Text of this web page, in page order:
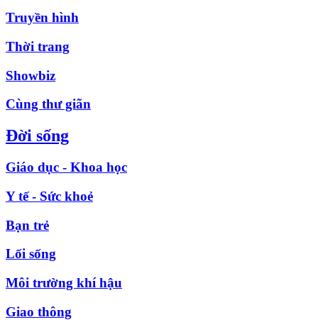
Truyền hình
Thời trang
Showbiz
Cùng thư giãn
Đời sống
Giáo dục - Khoa học
Y tế - Sức khoẻ
Bạn trẻ
Lối sống
Môi trường khí hậu
Giao thông